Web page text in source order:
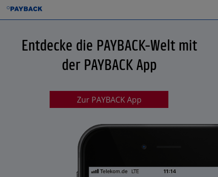
Entdecke die PAYBACK-Welt mit
der PAYBACK App
Zur PAYBACK App